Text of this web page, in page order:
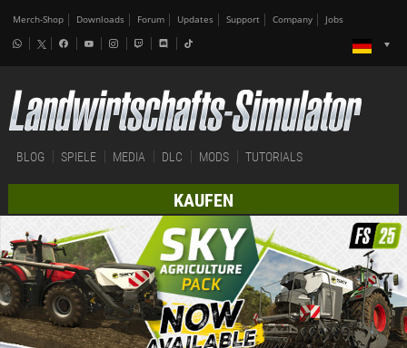
Merch-Shop Downloads Forum Updates Support Company Jobs
BLOG SPIELE MEDIA DLC MODS TUTORIALS
KAUFEN